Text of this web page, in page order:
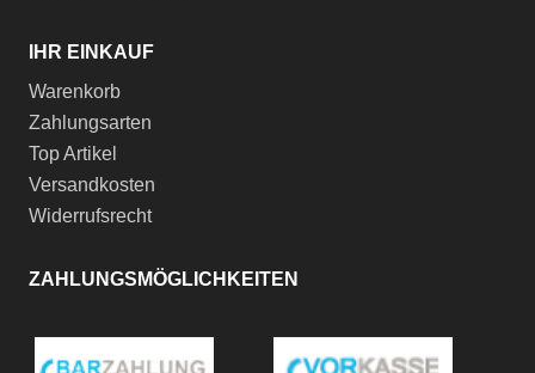
IHR EINKAUF
Warenkorb
Zahlungsarten
Top Artikel
Versandkosten
Widerrufsrecht
ZAHLUNGSMÖGLICHKEITEN